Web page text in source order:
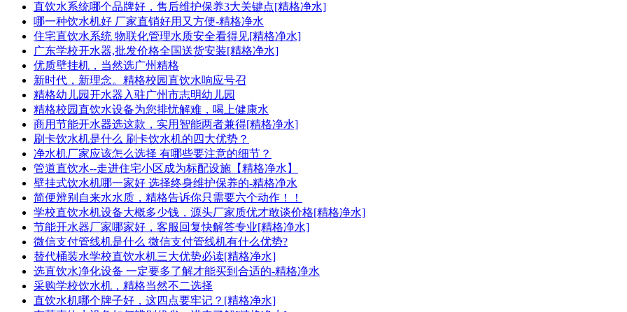
直饮水系统哪个品牌好，售后维护保养3大关键点[精格净水]
哪一种饮水机好 厂家直销好用又方便-精格净水
住宅直饮水系统 物联化管理水质安全看得见[精格净水]
广东学校开水器,批发价格全国送货安装[精格净水]
优质壁挂机，当然选广州精格
新时代，新理念。精格校园直饮水响应号召
精格幼儿园开水器入驻广州市志明幼儿园
精格校园直饮水设备为您排忧解难，喝上健康水
商用节能开水器选这款，实用智能两者兼得[精格净水]
刷卡饮水机是什么 刷卡饮水机的四大优势？
净水机厂家应该怎么选择 有哪些要注意的细节？
管道直饮水--走进住宅小区成为标配设施【精格净水】
壁挂式饮水机哪一家好 选择终身维护保养的-精格净水
简便辨别自来水水质，精格告诉你只需要六个动作！！
学校直饮水机设备大概多少钱，源头厂家质优才敢谈价格[精格净水]
节能开水器厂家哪家好，客服回复快解答专业[精格净水]
微信支付管线机是什么 微信支付管线机有什么优势?
替代桶装水学校直饮水机三大优势必读[精格净水]
选直饮水净化设备 一定要多了解才能买到合适的-精格净水
采购学校饮水机，精格当然不二选择
直饮水机哪个牌子好，这四点要牢记？[精格净水]